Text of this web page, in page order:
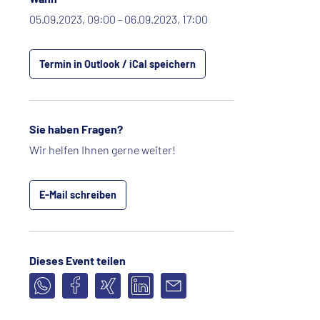
05.09.2023, 09:00 - 06.09.2023, 17:00
Termin in Outlook / iCal speichern
Sie haben Fragen?
Wir helfen Ihnen gerne weiter!
E-Mail schreiben
Dieses Event teilen